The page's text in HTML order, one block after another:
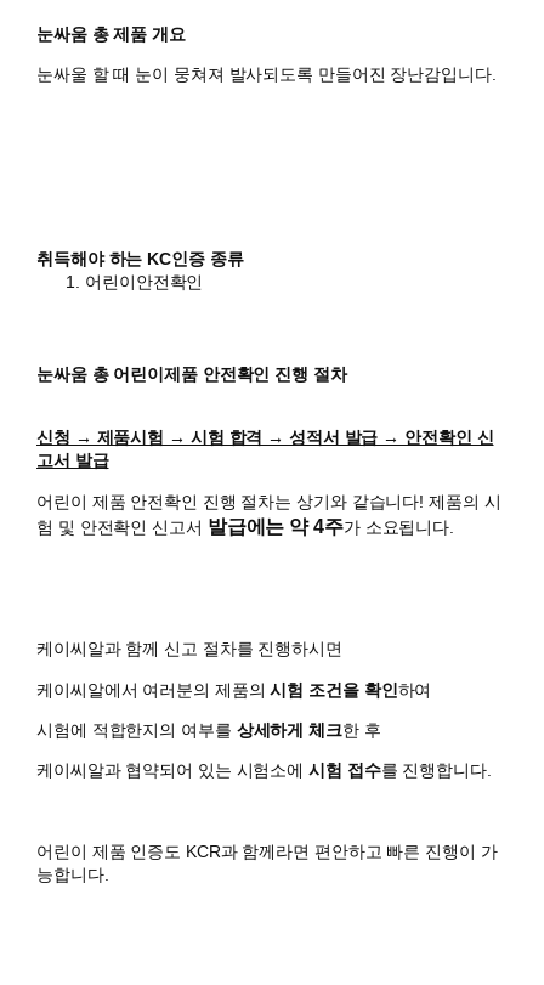
눈싸움 총 제품 개요
눈싸울 할 때 눈이 뭉쳐져 발사되도록 만들어진 장난감입니다.
취득해야 하는 KC인증 종류
어린이안전확인
눈싸움 총 어린이제품 안전확인 진행 절차
신청 → 제품시험 → 시험 합격 → 성적서 발급 → 안전확인 신
고서 발급
어린이 제품 안전확인 진행 절차는 상기와 같습니다! 제품의 시
험 및 안전확인 신고서 발급에는 약 4주가 소요됩니다.
케이씨알과 함께 신고 절차를 진행하시면
케이씨알에서 여러분의 제품의시험 조건을 확인 하여
시험에 적합한지의 여부를 상세하게 체크한 후
케이씨알과 협약되어 있는 시험소에시험 접수를 진행합니다.
어린이 제품 인증도 KCR과 함께라면 편안하고 빠른 진행이 가
능합니다.